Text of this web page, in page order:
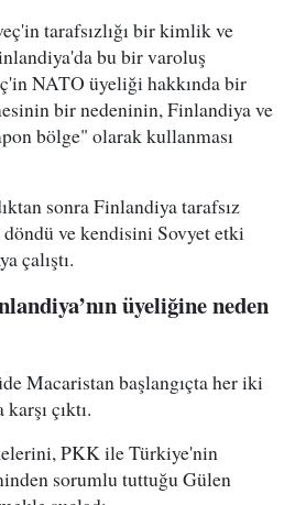
tarafsızlığı bir kimlik ve
bu bir varoluş
NATO üyeliği hakkında bir
bir nedeninin, Finlandiya ve
bölge" olarak kullanması
sonra Finlandiya tarafsız
döndü ve kendisini Sovyet etki
çalıştı.
üyeliğine neden
Macaristan başlangıçta her iki
çıktı.
PKK ile Türkiye'nin
sorumlu tuttuğu Gülen